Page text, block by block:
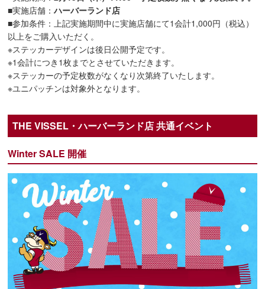
■実施店舗：ハーバーランド店
■参加条件：上記実施期間中に実施店舗にて1会計1,000円（税込）
以上をご購入いただく。
※ステッカーデザインは後日公開予定です。
※1会計につき1枚までとさせていただきます。
※ステッカーの予定枚数がなくなり次第終了いたします。
※ユニパッチンは対象外となります。
THE VISSEL・ハーバーランド店 共通イベント
Winter SALE 開催